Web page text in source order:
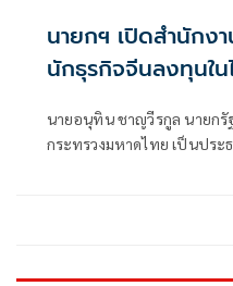
นายกฯ เปิดสำนักง
นักธุรกิจจีนลงทุนใน
นายอนุทิน ชาญวีรกูล นายกรั
กระทรวงมหาดไทย เป็นประ